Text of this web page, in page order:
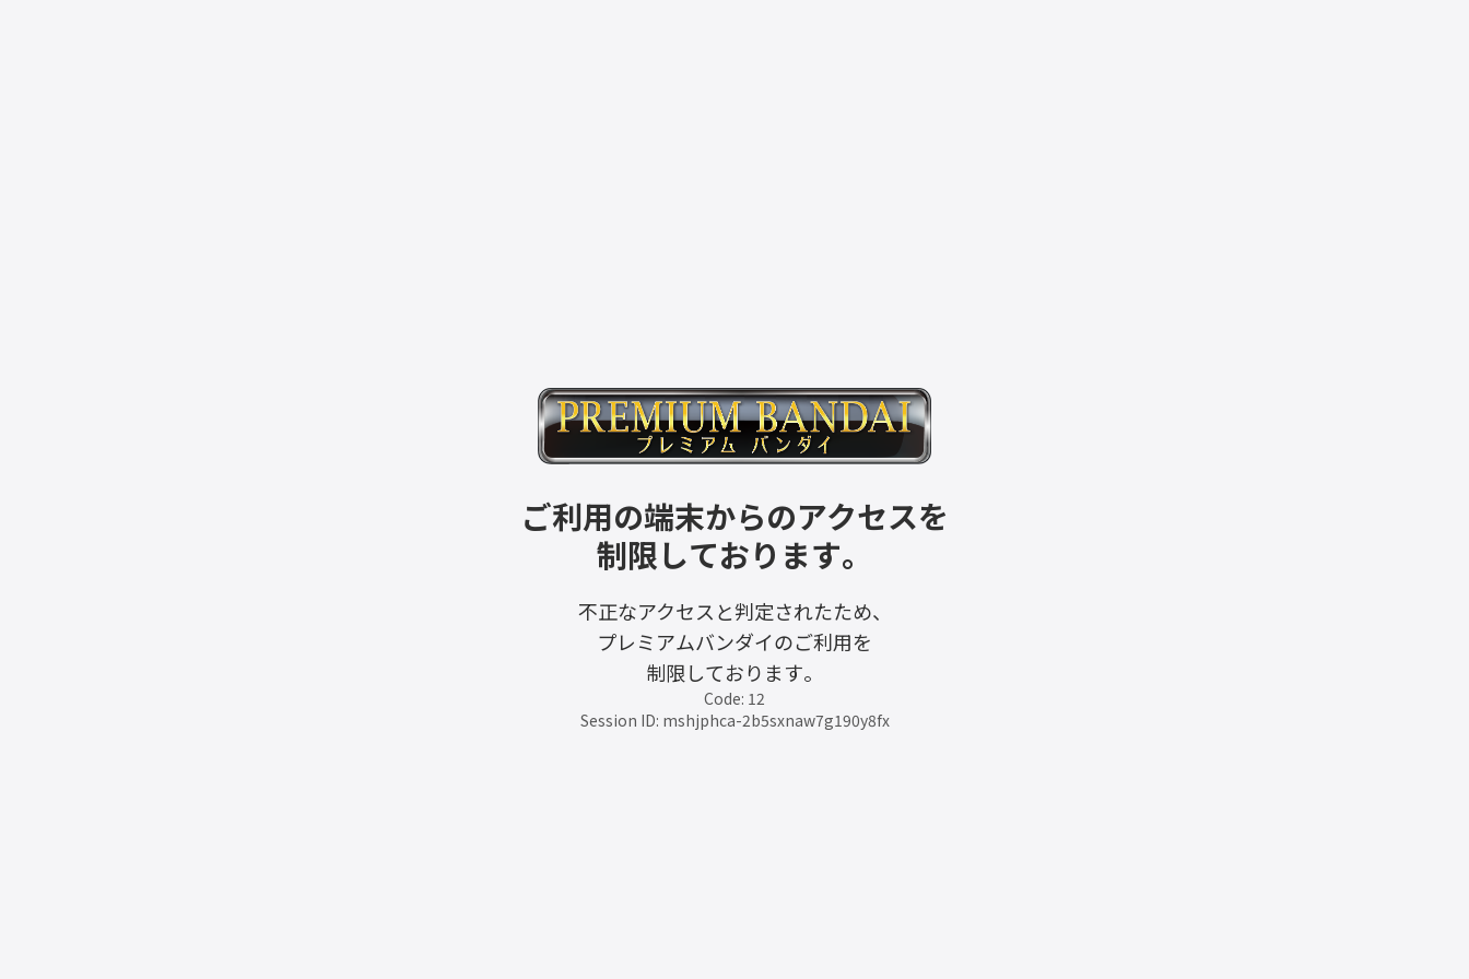
ご利用の端末からのアクセスを
制限しております。
不正なアクセスと判定されたため、
プレミアムバンダイのご利用を
制限しております。
Code: 12
Session ID: mshjphca-2b5sxnaw7g190y8fx